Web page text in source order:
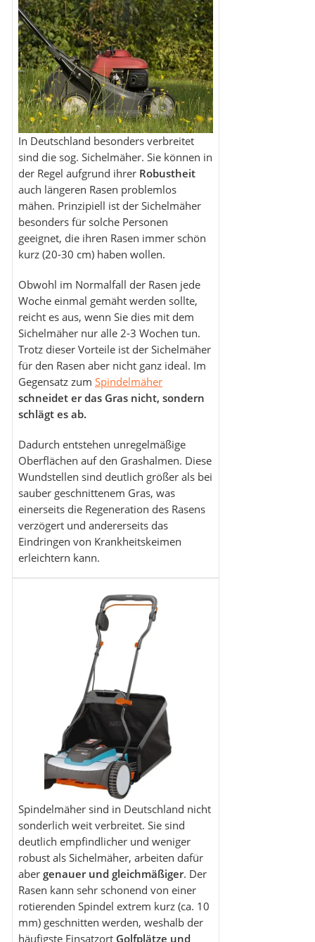
In Deutschland besonders verbreitet
sind die sog. Sichelmäher. Sie können in
der Regel aufgrund ihrer Robustheit
auch längeren Rasen problemlos
mähen. Prinzipiell ist der Sichelmäher
besonders für solche Personen
geeignet, die ihren Rasen immer schön
kurz (20-30 cm) haben wollen.
Obwohl im Normalfall der Rasen jede
Woche einmal gemäht werden sollte,
reicht es aus, wenn Sie dies mit dem
Sichelmäher nur alle 2-3 Wochen tun.
Trotz dieser Vorteile ist der Sichelmäher
für den Rasen aber nicht ganz ideal. Im
Gegensatz zum Spindelmäher
schneidet er das Gras nicht, sondern
schlägt es ab.
Dadurch entstehen unregelmäßige
Oberflächen auf den Grashalmen. Diese
Wundstellen sind deutlich größer als bei
sauber geschnittenem Gras, was
einerseits die Regeneration des Rasens
verzögert und andererseits das
Eindringen von Krankheitskeimen
erleichtern kann.
Spindelmäher sind in Deutschland nicht
sonderlich weit verbreitet. Sie sind
deutlich empfindlicher und weniger
robust als Sichelmäher, arbeiten dafür
aber genauer und gleichmäßiger. Der
Rasen kann sehr schonend von einer
rotierenden Spindel extrem kurz (ca. 10
mm) geschnitten werden, weshalb der
häufigste Einsatzort Golfplätze und